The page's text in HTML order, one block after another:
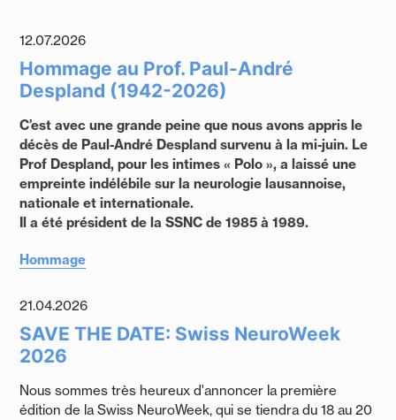
12.07.2026
Hommage au Prof. Paul-André
Despland (1942-2026)
C’est avec une grande peine que nous avons appris le
décès de Paul-André Despland survenu à la mi-juin. Le
Prof Despland, pour les intimes « Polo », a laissé une
empreinte indélébile sur la neurologie lausannoise,
nationale et internationale.
Il a été président de la SSNC de 1985 à 1989.
Hommage
21.04.2026
SAVE THE DATE: Swiss NeuroWeek
2026
Nous sommes très heureux d'annoncer la première
édition de la Swiss NeuroWeek, qui se tiendra du 18 au 20